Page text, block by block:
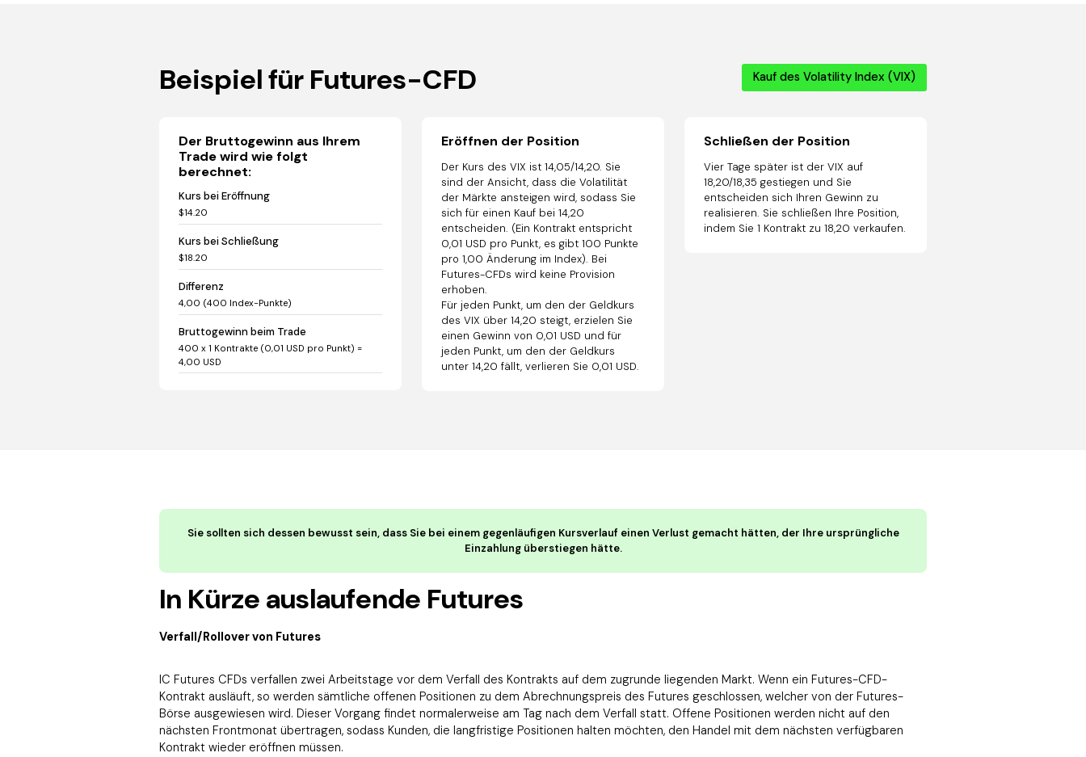
Beispiel für Futures-CFD Kauf des Volatility Index (VIX)
Der Bruttogewinn aus Ihrem
Trade wird wie folgt
berechnet:
Kurs bei Eröffnung
$14.20
Kurs bei Schließung
$18.20
Differenz
4,00 (400 Index-Punkte)
Bruttogewinn beim Trade
400 x 1 Kontrakte (0,01 USD pro Punkt) =
4,00 USD
Eröffnen der Position
Der Kurs des VIX ist 14,05/14,20. Sie
sind der Ansicht, dass die Volatilität
der Märkte ansteigen wird, sodass Sie
sich für einen Kauf bei 14,20
entscheiden. (Ein Kontrakt entspricht
0,01 USD pro Punkt, es gibt 100 Punkte
pro 1,00 Änderung im Index). Bei
Futures-CFDs wird keine Provision
erhoben.
Für jeden Punkt, um den der Geldkurs
des VIX über 14,20 steigt, erzielen Sie
einen Gewinn von 0,01 USD und für
jeden Punkt, um den der Geldkurs
unter 14,20 fällt, verlieren Sie 0,01 USD.
Schließen der Position
Vier Tage später ist der VIX auf
18,20/18,35 gestiegen und Sie
entscheiden sich Ihren Gewinn zu
realisieren. Sie schließen Ihre Position,
indem Sie 1 Kontrakt zu 18,20 verkaufen.
Sie sollten sich dessen bewusst sein, dass Sie bei einem gegenläufigen Kursverlauf einen Verlust gemacht hätten, der Ihre ursprüngliche
Einzahlung überstiegen hätte.
In Kürze auslaufende Futures
Verfall/Rollover von Futures
IC Futures CFDs verfallen zwei Arbeitstage vor dem Verfall des Kontrakts auf dem zugrunde liegenden Markt. Wenn ein Futures-CFD-
Kontrakt ausläuft, so werden sämtliche offenen Positionen zu dem Abrechnungspreis des Futures geschlossen, welcher von der Futures-
Börse ausgewiesen wird. Dieser Vorgang findet normalerweise am Tag nach dem Verfall statt. Offene Positionen werden nicht auf den
nächsten Frontmonat übertragen, sodass Kunden, die langfristige Positionen halten möchten, den Handel mit dem nächsten verfügbaren
Kontrakt wieder eröffnen müssen.